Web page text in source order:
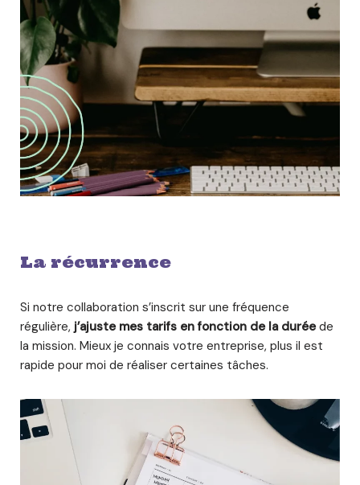
La récurrence
Si notre collaboration s’inscrit sur une fréquence
régulière, j’ajuste mes tarifs en fonction de la duréede
la mission. Mieux je connais votre entreprise, plus il est
rapide pour moi de réaliser certaines tâches.